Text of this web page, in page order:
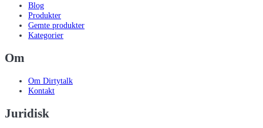
Blog
Produkter
Gemte produkter
Kategorier
Om
Om Dirtytalk
Kontakt
Juridisk